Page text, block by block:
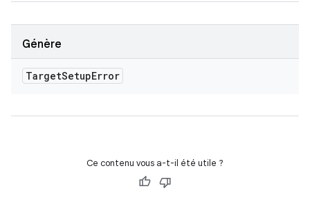
Génère
TargetSetupError
Ce contenu vous a-t-il été utile ?